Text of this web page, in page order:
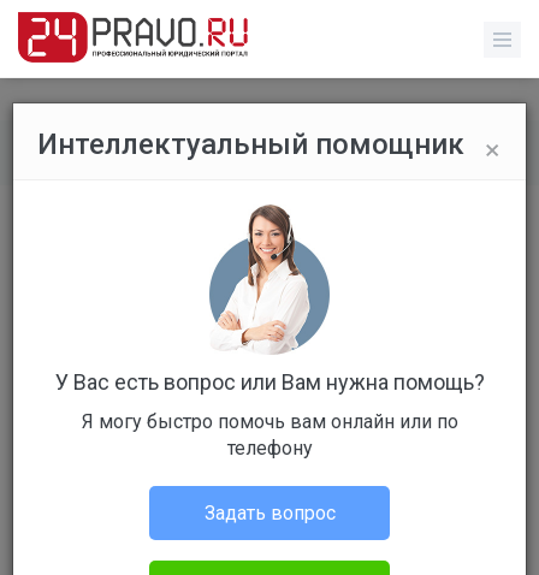
Все вопросы / Без указания категории
Не явка в военкомат
Вопрос уже решен
×
Интеллектуальный помощник
У Вас есть вопрос или Вам нужна помощь?
Я могу быстро помочь вам онлайн или по
телефону
Задать вопрос